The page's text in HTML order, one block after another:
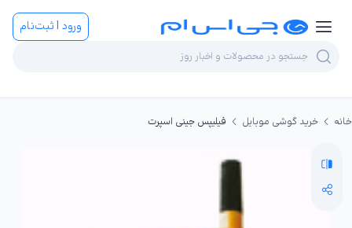
ورود | ثبت‌نام
خانه خرید گوشی موبایل فیلیپس جینی اسپرت